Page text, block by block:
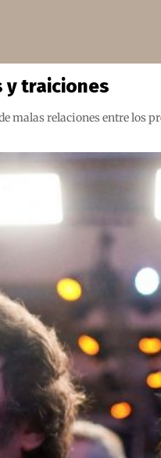
y traiciones
relaciones entre los